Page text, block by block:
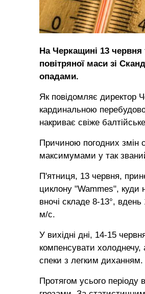
На Черкащині 13
повітряної маси зі
опадами.
Як повідомляє директор
кардинальною
накриває свіже
Причиною погодних змін
максимумами у так
П'ятниця, 13 червня,
циклону "Wammes", куди
вночі складе 8-13°,
м/с.
У вихідні дні, 14-15
компенсувати
спеки з легким диханням.
Протягом усього періоду